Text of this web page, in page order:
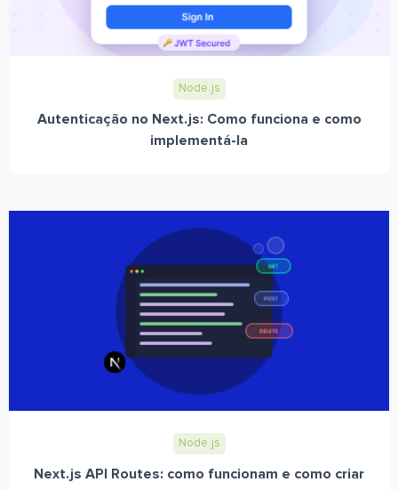
Node.js
Autenticação no Next.js: Como funciona e como
implementá-la
Node.js
Next.js API Routes: como funcionam e como criar